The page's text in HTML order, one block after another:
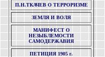
П.Н.ТКАЧЕВ О ТЕРРОРИЗМЕ
ЗЕМЛЯ И ВОЛЯ
МАНИФЕСТ О
НЕЗЫБЛЕМОСТИ
САМОДЕРЖАВИЯ
ПЕТИЦИЯ 1905 г.